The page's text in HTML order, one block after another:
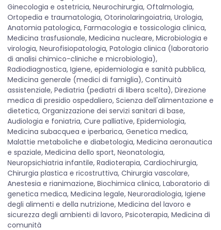
Ginecologia e ostetricia, Neurochirurgia, Oftalmologia,
Ortopedia e traumatologia, Otorinolaringoiatria, Urologia,
Anatomia patologica, Farmacologia e tossicologia clinica,
Medicina trasfusionale, Medicina nucleare, Microbiologia e
virologia, Neurofisiopatologia, Patologia clinica (laboratorio
di analisi chimico-cliniche e microbiologia),
Radiodiagnostica, Igiene, epidemiologia e sanità pubblica,
Medicina generale (medici di famiglia), Continuità
assistenziale, Pediatria (pediatri di libera scelta), Direzione
medica di presidio ospedaliero, Scienza dell'alimentazione e
dietetica, Organizzazione dei servizi sanitari di base,
Audiologia e foniatria, Cure palliative, Epidemiologia,
Medicina subacquea e iperbarica, Genetica medica,
Malattie metaboliche e diabetologia, Medicina aeronautica
e spaziale, Medicina dello sport, Neonatologia,
Neuropsichiatria infantile, Radioterapia, Cardiochirurgia,
Chirurgia plastica e ricostruttiva, Chirurgia vascolare,
Anestesia e rianimazione, Biochimica clinica, Laboratorio di
genetica medica, Medicina legale, Neuroradiologia, Igiene
degli alimenti e della nutrizione, Medicina del lavoro e
sicurezza degli ambienti di lavoro, Psicoterapia, Medicina di
comunità